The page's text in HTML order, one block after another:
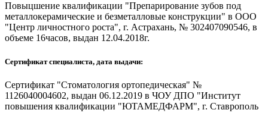
Повыцшение квалификации "Препарирование зубов под
металлокерамические и безметалловые конструкции" в ООО
"Центр личностного роста", г. Астрахань, № 302407090546, в
объеме 16часов, выдан 12.04.2018г.
Сертификат специалиста, дата выдачи:
Сертификат "Стоматология ортопедическая" №
1126040004602, выдан 06.12.2019 в ЧОУ ДПО "Институт
повышения квалификации "ЮТАМЕДФАРМ", г. Ставрополь